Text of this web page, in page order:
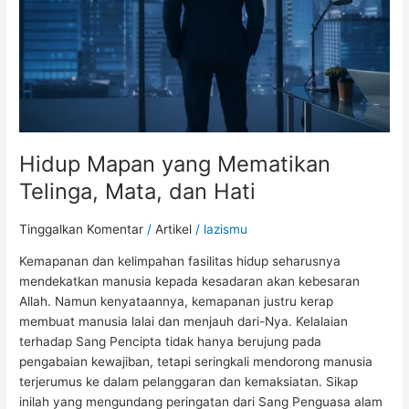
Hidup Mapan yang Mematikan
Telinga, Mata, dan Hati
Tinggalkan Komentar /Artikel / lazismu
Kemapanan dan kelimpahan fasilitas hidup seharusnya
mendekatkan manusia kepada kesadaran akan kebesaran
Allah. Namun kenyataannya, kemapanan justru kerap
membuat manusia lalai dan menjauh dari-Nya. Kelalaian
terhadap Sang Pencipta tidak hanya berujung pada
pengabaian kewajiban, tetapi seringkali mendorong manusia
terjerumus ke dalam pelanggaran dan kemaksiatan. Sikap
inilah yang mengundang peringatan dari Sang Penguasa alam
Hati